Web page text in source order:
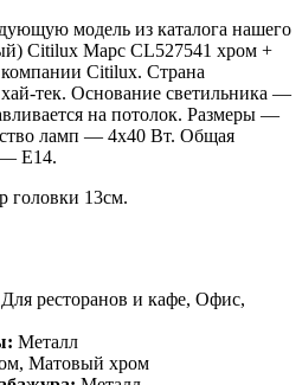
модель из каталога нашего
Citilux Марс CL527541 хром +
Citilux. Страна
тек. Основание светильника —
на потолок. Размеры —
ламп — 4x40 Вт. Общая
— Е14.
головки 13см.
Для ресторанов и кафе, Офис,
Металл
Матовый хром